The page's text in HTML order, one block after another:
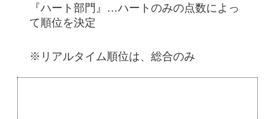
『ハート部門』…ハートのみの点数によっ
て順位を決定
※リアルタイム順位は、総合のみ